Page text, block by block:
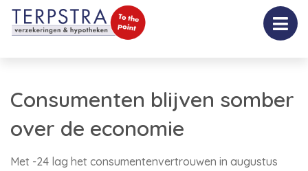
Consumenten blijven somber
over de economie
Met -24 lag het consumentenvertrouwen in augustus